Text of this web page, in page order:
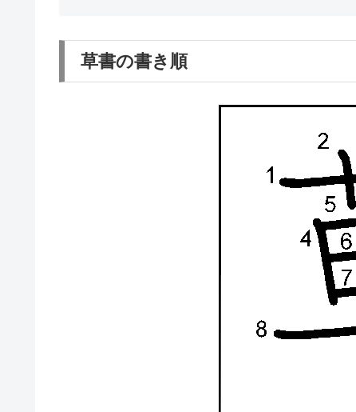
草書の書き順